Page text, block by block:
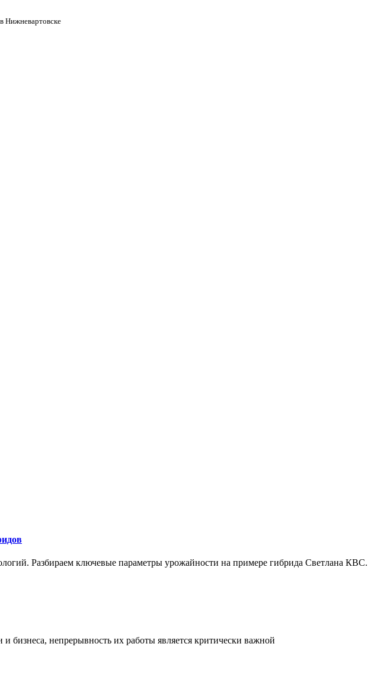
Нижневартовске
Разбираем ключевые параметры урожайности на примере гибрида Светлана КВС.
непрерывность их работы является критически важной